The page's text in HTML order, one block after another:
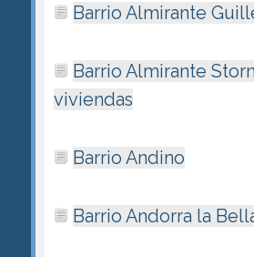
Barrio Almirante
Barrio Almirante
viviendas
Barrio Andino
Barrio Andorra la